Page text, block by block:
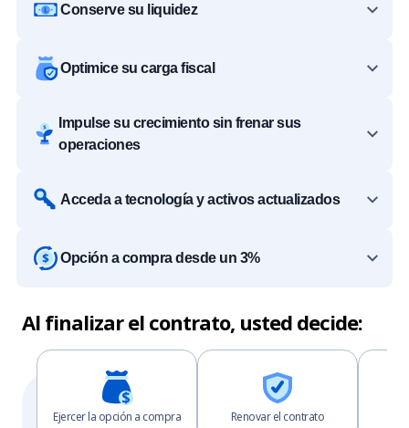
Conserve su liquidez
Optimice su carga fiscal
Impulse su crecimiento sin frenar sus
operaciones
Acceda a tecnología y activos actualizados
Opción a compra desde un 3%
Al finalizar el contrato, usted decide:
Ejercer la opción a compra Renovar el contrato